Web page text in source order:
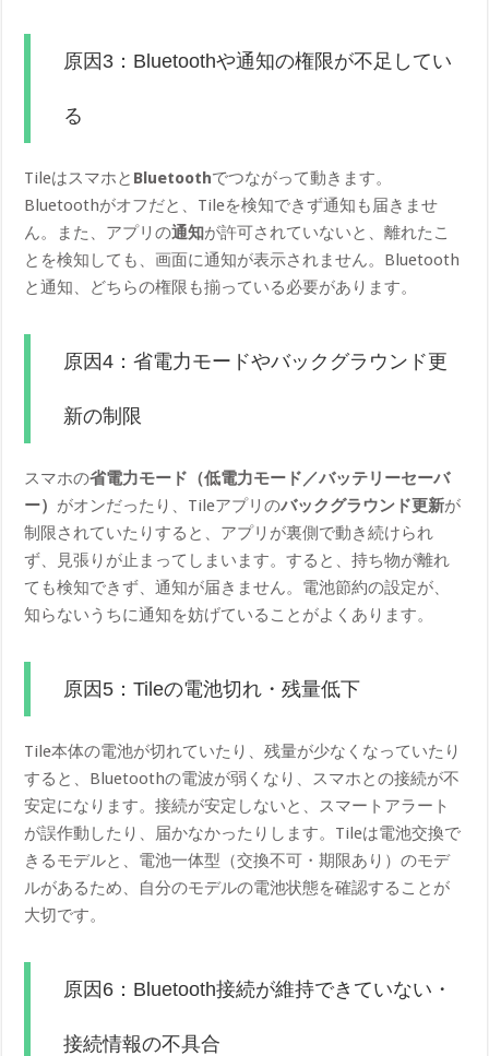
原因3：Bluetoothや通知の権限が不足してい
る
Tileはスマホと Bluetoothでつながって動きます。
Bluetoothがオフだと、Tileを検知できず通知も届きませ
ん。また、アプリの通知が許可されていないと、離れたこ
とを検知しても、画面に通知が表示されません。Bluetooth
と通知、どちらの権限も揃っている必要があります。
原因4：省電力モードやバックグラウンド更
新の制限
スマホの省電力モード（低電力モード／バッテリーセーバ
ー） がオンだったり、Tileアプリのバックグラウンド更新が
制限されていたりすると、アプリが裏側で動き続けられ
ず、見張りが止まってしまいます。すると、持ち物が離れ
ても検知できず、通知が届きません。電池節約の設定が、
知らないうちに通知を妨げていることがよくあります。
原因5：Tileの電池切れ・残量低下
Tile本体の電池が切れていたり、残量が少なくなっていたり
すると、Bluetoothの電波が弱くなり、スマホとの接続が不
安定になります。接続が安定しないと、スマートアラート
が誤作動したり、届かなかったりします。Tileは電池交換で
きるモデルと、電池一体型（交換不可・期限あり）のモデ
ルがあるため、自分のモデルの電池状態を確認することが
大切です。
原因6：Bluetooth接続が維持できていない・
接続情報の不具合